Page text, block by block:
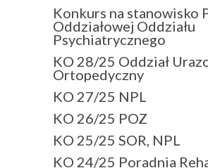
Konkurs na stanowisko
Oddziałowej Oddziału
Psychiatrycznego
KO 28/25 Oddział
Ortopedyczny
KO 27/25 NPL
KO 26/25 POZ
KO 25/25 SOR, NPL
KO 24/25 Poradnia